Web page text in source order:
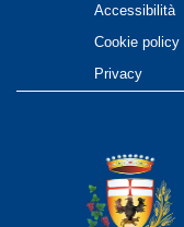
Accessibilità
Cookie policy
Privacy